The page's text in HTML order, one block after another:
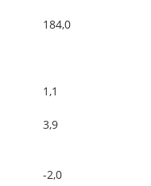
184,0
1,1
3,9
-2,0